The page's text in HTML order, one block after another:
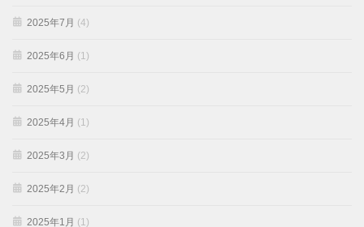
2025年7月 (4)
2025年6月 (1)
2025年5月 (2)
2025年4月 (1)
2025年3月 (2)
2025年2月 (2)
2025年1月 (1)